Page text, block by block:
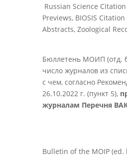
Russian Science Citation
Previews, BIOSIS
Abstracts, Zoological
Бюллетень МОИП (отд.
число журналов из
с чем, согласно
26.10.2022 г. (пункт 5),
журналам Перечня
Bulletin of the MOIP